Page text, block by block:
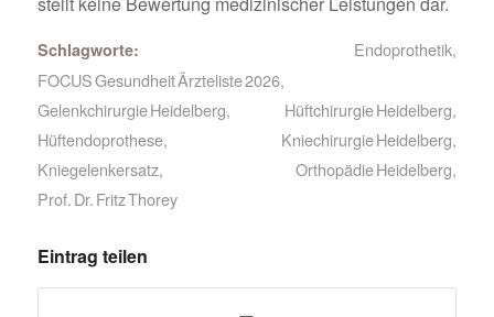
Schlagworte: Endoprothetik,
FOCUS Gesundheit Ärzteliste 2026,
Gelenkchirurgie Heidelberg, Hüftchirurgie Heidelberg,
Hüftendoprothese, Kniechirurgie Heidelberg,
Kniegelenkersatz,Orthopädie Heidelberg,
Prof. Dr. Fritz Thorey
Eintrag teilen